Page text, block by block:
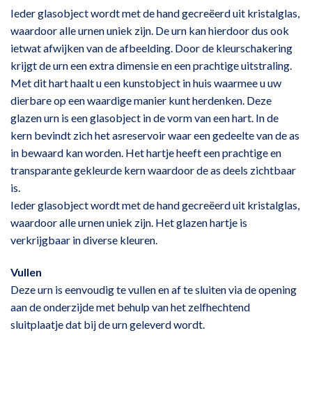
Ieder glasobject wordt met de hand gecreëerd uit kristalglas,
waardoor alle urnen uniek zijn. De urn kan hierdoor dus ook
ietwat afwijken van de afbeelding. Door de kleurschakering
krijgt de urn een extra dimensie en een prachtige uitstraling.
Met dit hart haalt u een kunstobject in huis waarmee u uw
dierbare op een waardige manier kunt herdenken. Deze
glazen urn is een glasobject in de vorm van een hart. In de
kern bevindt zich het asreservoir waar een gedeelte van de as
in bewaard kan worden. Het hartje heeft een prachtige en
transparante gekleurde kern waardoor de as deels zichtbaar
is.
Ieder glasobject wordt met de hand gecreëerd uit kristalglas,
waardoor alle urnen uniek zijn. Het glazen hartje is
verkrijgbaar in diverse kleuren.
Vullen
Deze urn is eenvoudig te vullen en af te sluiten via de opening
aan de onderzijde met behulp van het zelfhechtend
sluitplaatje dat bij de urn geleverd wordt.